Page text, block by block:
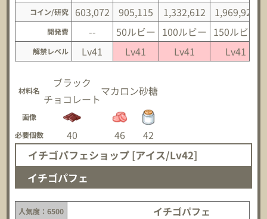
コイン/研究 603,072 905,115 1,332,612 1,969,920
開発費 -- 50ルビー 100ルビー 150ルビー
解禁レベル Lv41 Lv41 Lv41 Lv41
材料名
ブラック
チョコレート
マカロン砂糖
画像
必要個数
40 46 42
イチゴパフェショップ [アイス/Lv42]
イチゴパフェ
人気度：6500 イチゴパフェ